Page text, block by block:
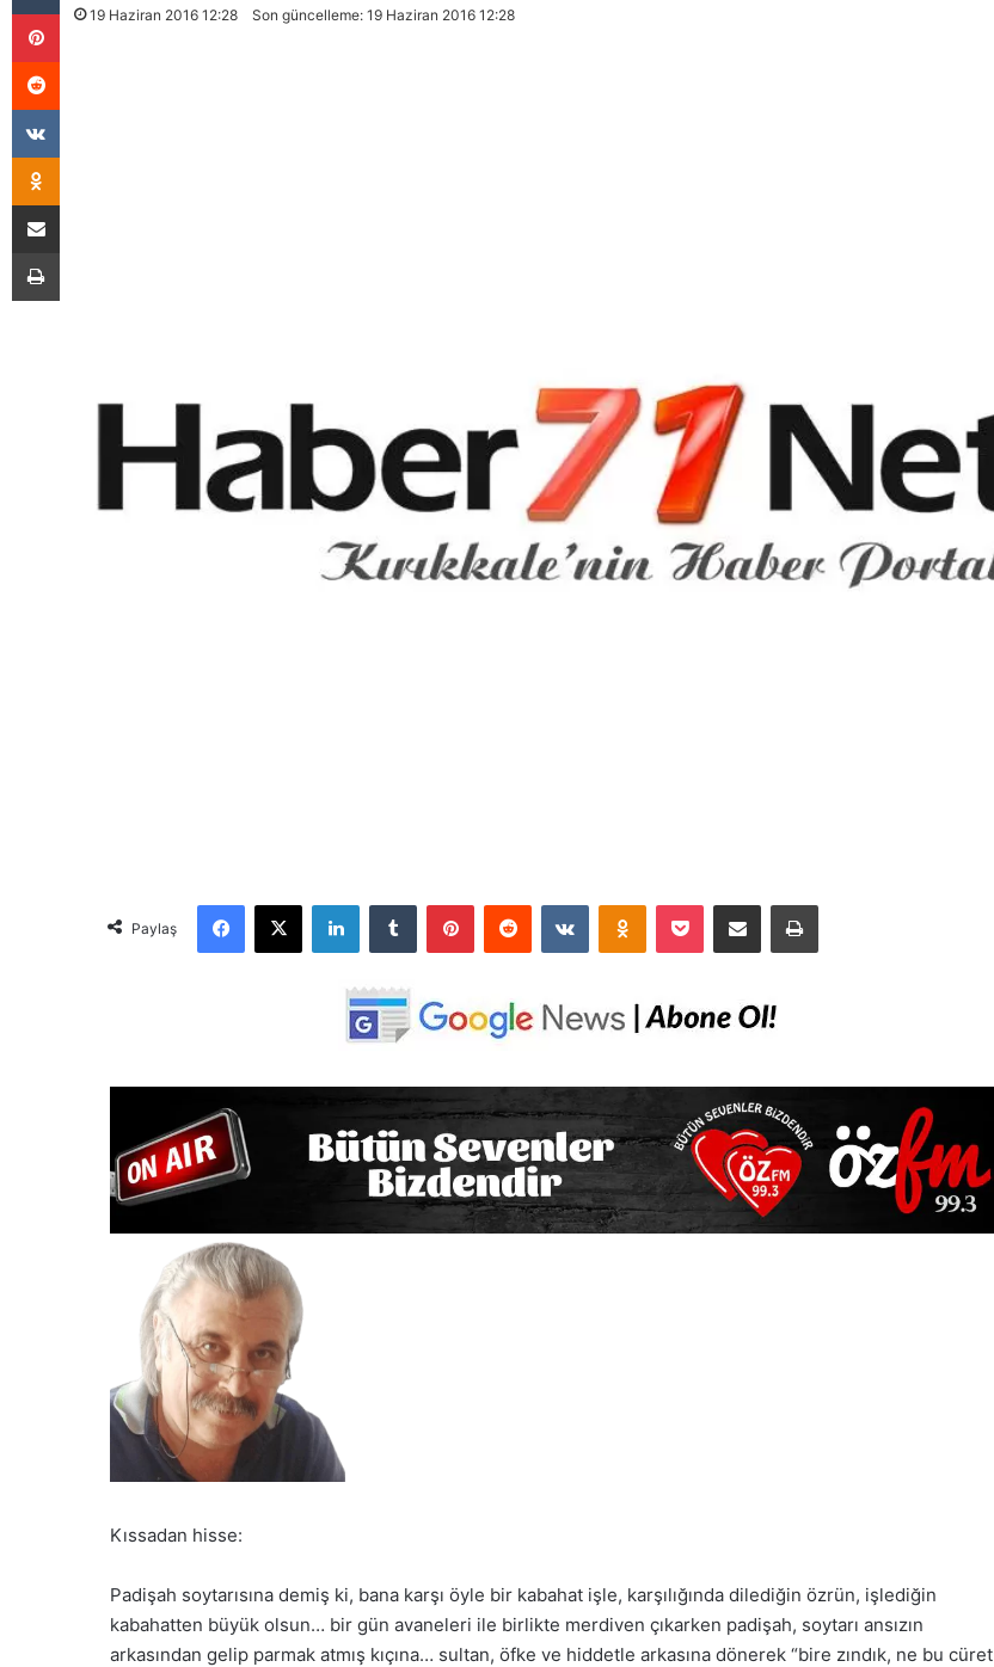
19 Haziran 2016 12:28 Son güncelleme: 19 Haziran 2016 12:28
Paylaş
Kıssadan hisse:
Padişah soytarısına demiş ki, bana karşı öyle bir kabahat işle, karşılığında dilediğin özrün, işlediğin
kabahatten büyük olsun… bir gün avaneleri ile birlikte merdiven çıkarken padişah, soytarı ansızın
arkasından gelip parmak atmış kıçına… sultan, öfke ve hiddetle arkasına dönerek “bire zındık, ne bu cüret
Pinterest